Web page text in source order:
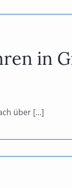
in
über [...]